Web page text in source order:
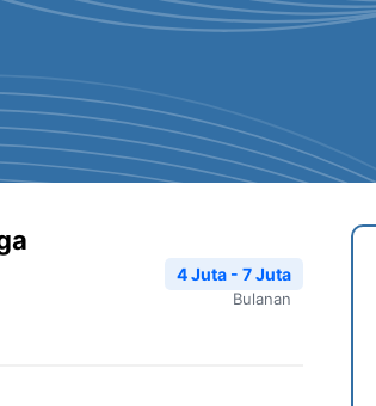
4 Juta - 7 Juta
Bulanan